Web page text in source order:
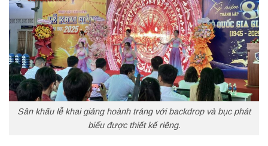
Sân khấu lễ khai giảng hoành tráng với backdrop và bục phát
biểu được thiết kế riêng.